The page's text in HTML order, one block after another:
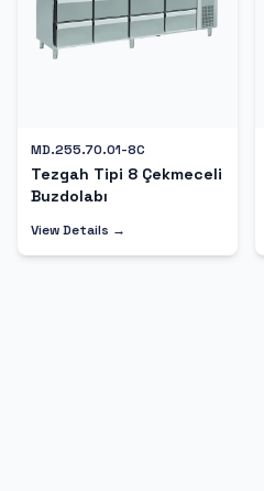
MD.255.70.01-8C
Tezgah Tipi 8 Çekmeceli
Buzdolabı
View Details →